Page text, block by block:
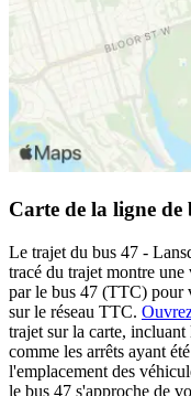
Carte de la ligne
Le trajet du bus 47 -
tracé du trajet montre une
par le bus 47 (TTC) pour
sur le réseau TTC.
trajet sur la carte, incluant
comme les arrêts ayant
l'emplacement des
le bus 47 s'approche de